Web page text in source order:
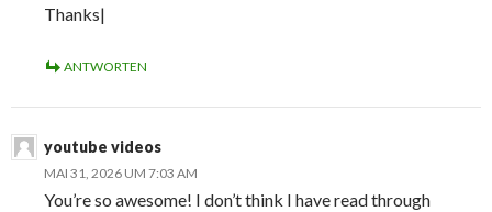
Thanks|
ANTWORTEN
youtube videos
MAI 31, 2026 UM 7:03 AM
You’re so awesome! I don’t think I have read through